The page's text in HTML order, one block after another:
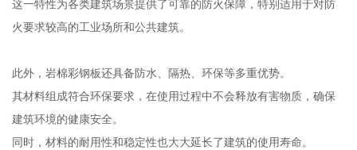
这一特性为各类建筑场景提供了可靠的防火保障，特别适用于对防
火要求较高的工业场所和公共建筑。
此外，岩棉彩钢板还具备防水、隔热、环保等多重优势。
其材料组成符合环保要求，在使用过程中不会释放有害物质，确保
建筑环境的健康安全。
同时，材料的耐用性和稳定性也大大延长了建筑的使用寿命。